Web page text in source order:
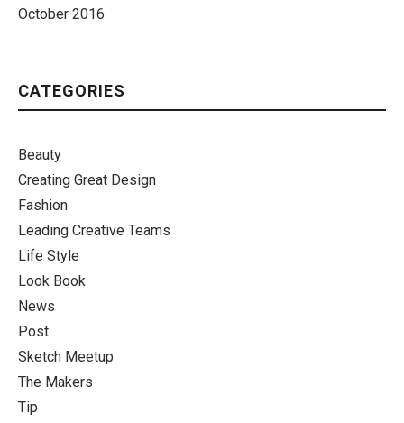
October 2016
CATEGORIES
Beauty
Creating Great Design
Fashion
Leading Creative Teams
Life Style
Look Book
News
Post
Sketch Meetup
The Makers
Tip